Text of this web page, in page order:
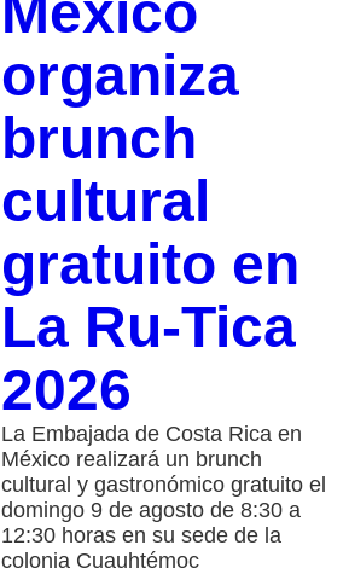
organiza
brunch
cultural
gratuito en
La Ru-Tica
2026
La Embajada de Costa Rica en
México realizará un brunch
cultural y gastronómico gratuito el
domingo 9 de agosto de 8:30 a
12:30 horas en su sede de la
colonia Cuauhtémoc